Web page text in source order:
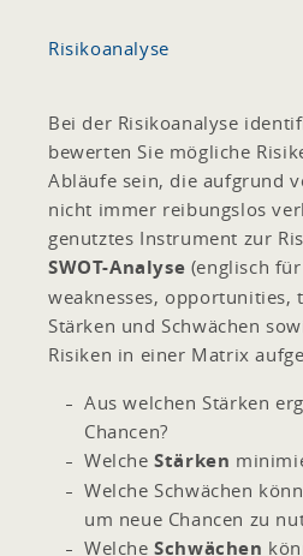
Risikoanalyse
Bei der Risikoanalyse
bewerten Sie mögliche
Abläufe sein, die aufgrund
nicht immer reibungslos
genutztes Instrument zur
SWOT-Analyse (englisch
weaknesses, opportunities,
Stärken und Schwächen
Risiken in einer Matrix
Aus welchen Stärken
Chancen?
WelcheStärken
Welche Schwächen
um neue Chancen zu
WelcheSchwächen